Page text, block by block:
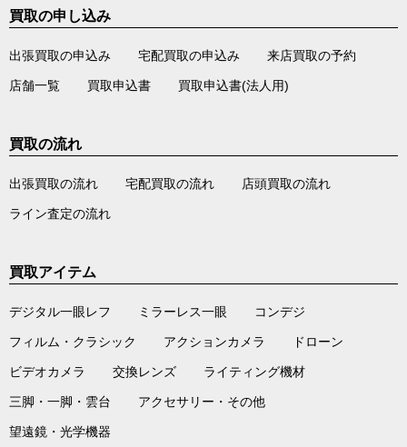
買取の申し込み
出張買取の申込み 宅配買取の申込み 来店買取の予約
店舗一覧 買取申込書 買取申込書(法人用)
買取の流れ
出張買取の流れ 宅配買取の流れ 店頭買取の流れ
ライン査定の流れ
買取アイテム
デジタル一眼レフ ミラーレス一眼 コンデジ
フィルム・クラシック アクションカメラ ドローン
ビデオカメラ 交換レンズ ライティング機材
三脚・一脚・雲台 アクセサリー・その他
望遠鏡・光学機器